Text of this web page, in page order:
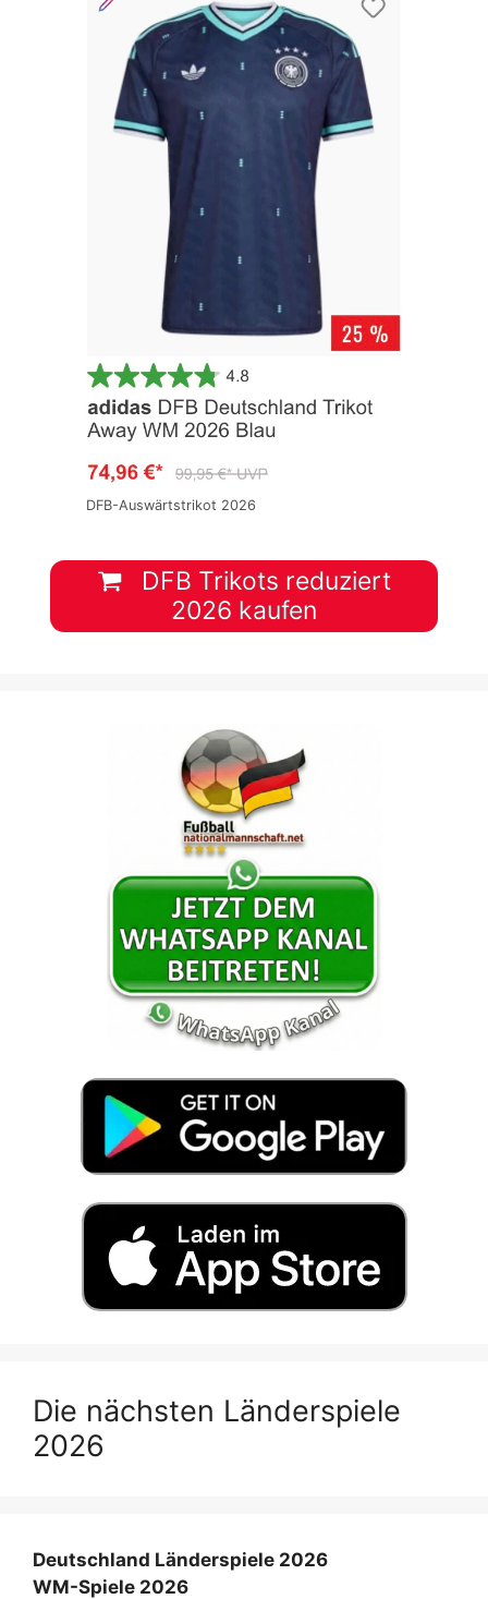
DFB-Auswärtstrikot 2026
DFB Trikots reduziert
2026 kaufen
Die nächsten Länderspiele
2026
Deutschland Länderspiele 2026
WM-Spiele 2026